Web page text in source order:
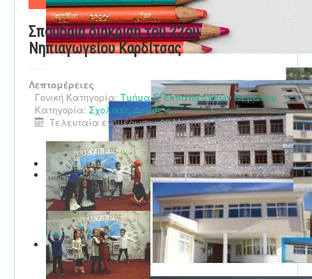
Σπουδαία διάκριση του 22ου
Νηπιαγωγείου Καρδίτσας
Λεπτομέρειες
Γονική Κατηγορία: Τμήμα Ε' Εκπαιδευτικών Θεμάτων
Κατηγορία: Σχολικές Δράσεις
Τελευταία ενημέρωση : 09 Μαρτίου 2018